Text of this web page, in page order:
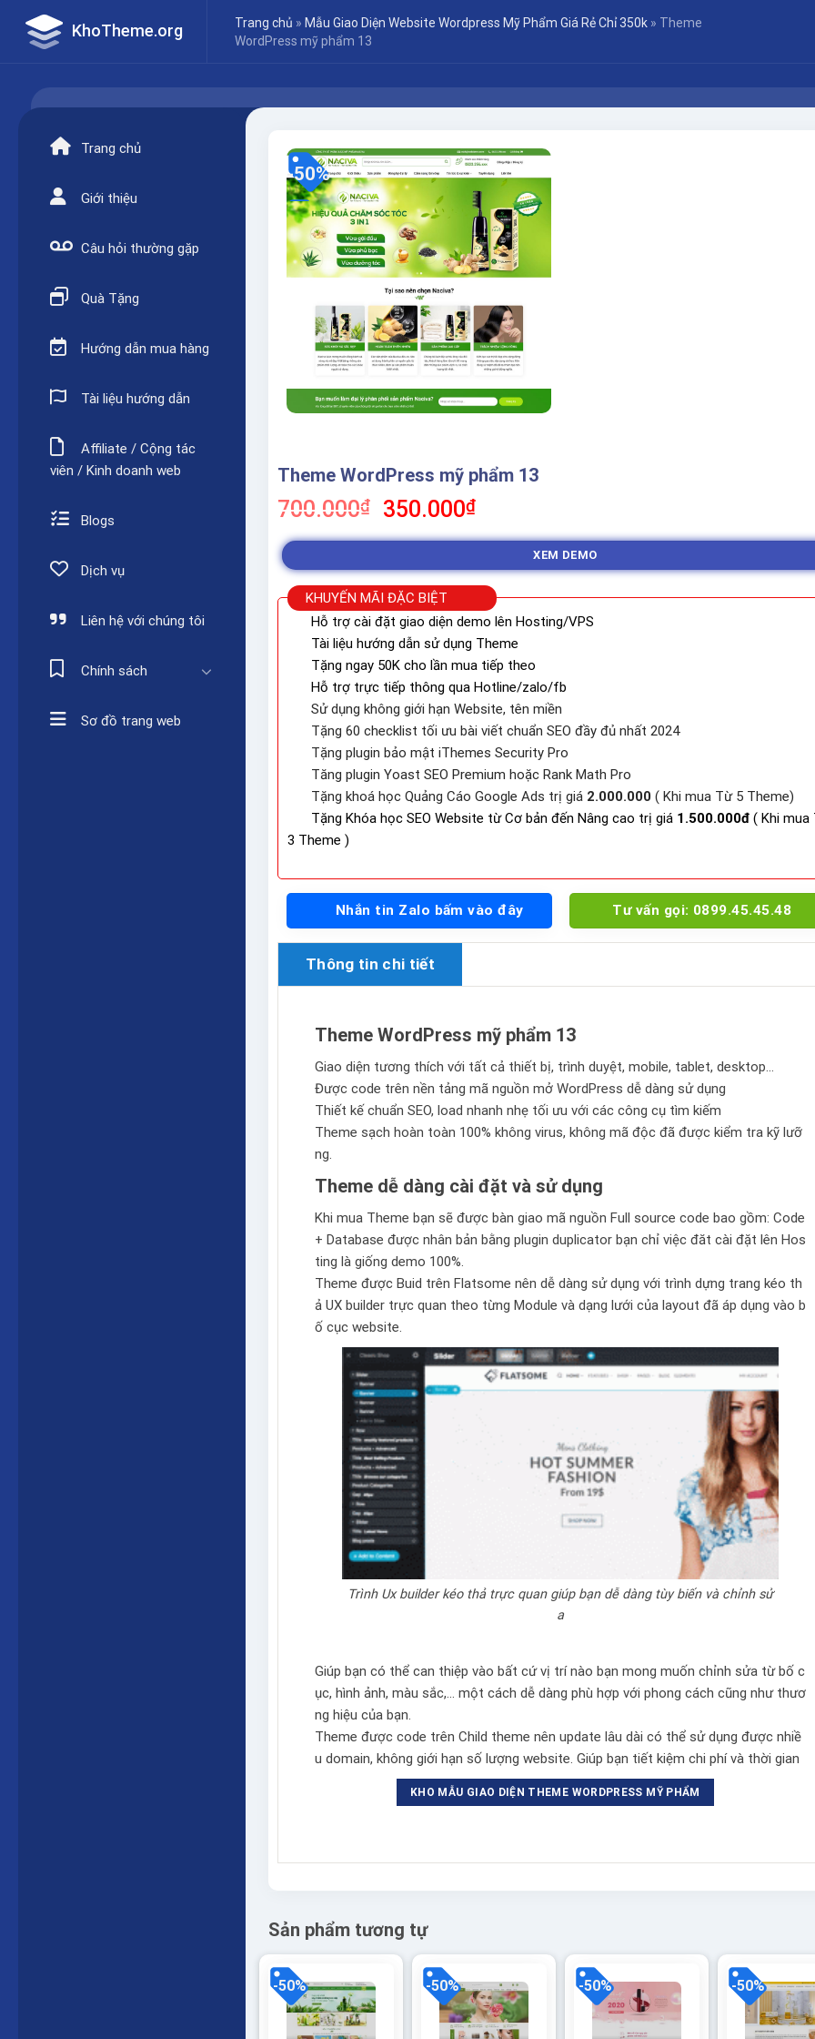
KhoTheme.org Trang chủ »Mẫu Giao Diện Website Wordpress Mỹ Phẩm Giá Rẻ Chỉ 350k » Theme
WordPress mỹ phẩm 13
Trang chủ
Giới thiệu
Câu hỏi thường gặp
Quà Tặng
Hướng dẫn mua hàng
Tài liệu hướng dẫn
Affiliate / Cộng tác
viên / Kinh doanh web
Blogs
Dịch vụ
Liên hệ với chúng tôi
Chính sách
Sơ đồ trang web
-50%
Theme WordPress mỹ phẩm 13
700.000₫
Giá
gốc
700.000₫.
350.000₫Giá
hiện
là:
350.000₫.
XEM DEMO
KHUYẾN MÃI ĐẶC BIỆT
Hỗ trợ cài đặt giao diện demo lên Hosting/VPS
Tài liệu hướng dẫn sử dụng Theme
Tặng ngay 50K cho lần mua tiếp theo
Hỗ trợ trực tiếp thông qua Hotline/zalo/fb
Sử dụng không giới hạn Website, tên miền
Tặng 60 checklist tối ưu bài viết chuẩn SEO đầy đủ nhất 2024
Tặng plugin bảo mật iThemes Security Pro
Tăng plugin Yoast SEO Premium hoặc Rank Math Pro
Tặng khoá học Quảng Cáo Google Ads trị giá 2.000.000 ( Khi mua Từ 5 Theme)
Tặng Khóa học SEO Website từ Cơ bản đến Nâng cao trị giá 1.500.000đ ( Khi mua
3 Theme )
Nhắn tin Zalo bấm vào đây Tư vấn gọi: 0899.45.45.48
Thông tin chi tiết
Theme WordPress mỹ phẩm 13
Giao diện tương thích với tất cả thiết bị, trình duyệt, mobile, tablet, desktop…
Được code trên nền tảng mã nguồn mở WordPress dễ dàng sử dụng
Thiết kế chuẩn SEO, load nhanh nhẹ tối ưu với các công cụ tìm kiếm
Theme sạch hoàn toàn 100% không virus, không mã độc đã được kiểm tra kỹ lưỡ
ng.
Theme dễ dàng cài đặt và sử dụng
Khi mua Theme bạn sẽ được bàn giao mã nguồn Full source code bao gồm: Code
+ Database được nhân bản bằng plugin duplicator bạn chỉ việc đăt cài đặt lên Hos
ting là giống demo 100%.
Theme được Buid trên Flatsome nên dễ dàng sử dụng với trình dựng trang kéo th
ả UX builder trực quan theo từng Module và dạng lưới của layout đã áp dụng vào b
ố cục website.
Trình Ux builder kéo thả trực quan giúp bạn dễ dàng tùy biến và chỉnh sử
a
Giúp bạn có thể can thiệp vào bất cứ vị trí nào bạn mong muốn chỉnh sửa từ bố c
ục, hình ảnh, màu sắc,… một cách dễ dàng phù hợp với phong cách cũng như thươ
ng hiệu của bạn.
Theme được code trên Child theme nên update lâu dài có thể sử dụng được nhiề
u domain, không giới hạn số lượng website. Giúp bạn tiết kiệm chi phí và thời gian
KHO MẪU GIAO DIỆN THEME WORDPRESS MỸ PHẨM
Sản phẩm tương tự
-50% -50% -50% -50%